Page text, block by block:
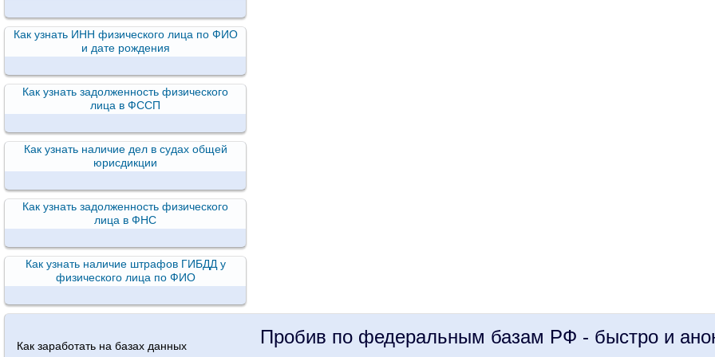
Как узнать ИНН физического лица по ФИО
и дате рождения
Как узнать задолженность физического
лица в ФССП
Как узнать наличие дел в судах общей
юрисдикции
Как узнать задолженность физического
лица в ФНС
Как узнать наличие штрафов ГИБДД у
физического лица по ФИО
Пробив по федеральным базам РФ - быстро и
Как заработать на базах данных